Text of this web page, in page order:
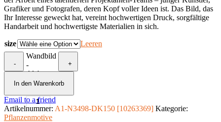
Grafiker und Fotografen, deren Kopf voller Ideen ist. Das Bild, das
Ihr Interesse geweckt hat, vereint hochwertigen Druck, sorgfältige
Handarbeit und hochwertigste Materialien in sich.
size Leeren
-
Wandbild
-
Alabaster
lilies
+
In den Warenkorb
Email to a friend
Artikelnummer: A1-N3498-DK150 [10263369] Kategorie:
Pflanzenmotive